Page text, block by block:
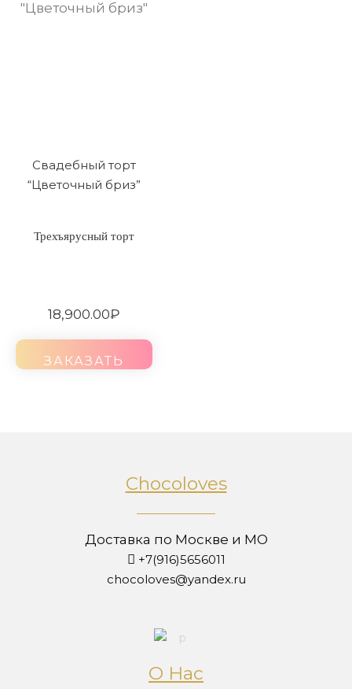
Свадебный торт
“Цветочный бриз”
Трехъярусный торт
18,900.00₽
ЗАКАЗАТЬ
Chocoloves
Доставка по Москве и МО
+7(916)5656011
chocoloves@yandex.ru
О Нас